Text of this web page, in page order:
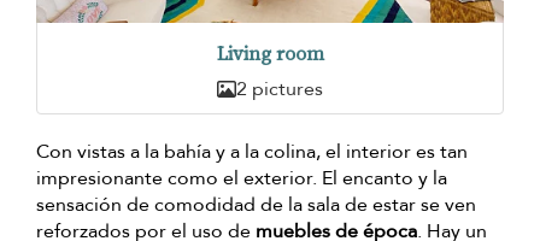
Living room
2 pictures
Con vistas a la bahía y a la colina, el interior es tan
impresionante como el exterior. El encanto y la
sensación de comodidad de la sala de estar se ven
reforzados por el uso de muebles de época. Hay un